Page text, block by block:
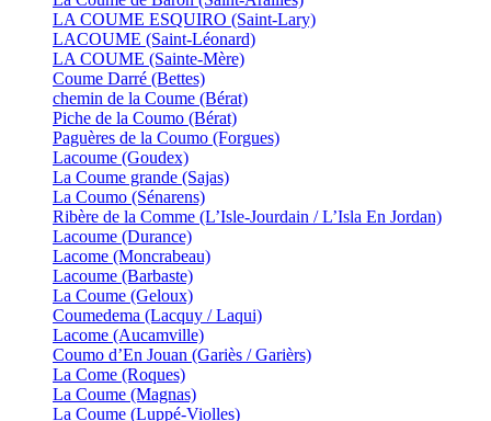
LA COUME ESQUIRO (Saint-Lary)
LACOUME (Saint-Léonard)
LA COUME (Sainte-Mère)
Coume Darré (Bettes)
chemin de la Coume (Bérat)
Piche de la Coumo (Bérat)
Paguères de la Coumo (Forgues)
Lacoume (Goudex)
La Coume grande (Sajas)
La Coumo (Sénarens)
Ribère de la Comme (L’Isle-Jourdain / L’Isla En Jordan)
Lacoume (Durance)
Lacome (Moncrabeau)
Lacoume (Barbaste)
La Coume (Geloux)
Coumedema (Lacquy / Laqui)
Lacome (Aucamville)
Coumo d’En Jouan (Gariès / Garièrs)
La Come (Roques)
La Coume (Magnas)
La Coume (Luppé-Violles)